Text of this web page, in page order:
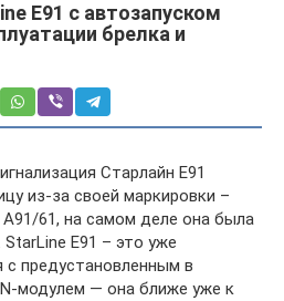
Е91 с автозапуском
брелка и
Старлайн E91
из-за своей маркировки –
А91/61, на самом деле она была
E91 – это уже
с предустановленным в
модулем — она ближе уже к